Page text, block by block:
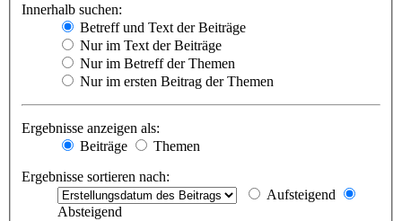
Innerhalb suchen:
Betreff und Text der Beiträge
Nur im Text der Beiträge
Nur im Betreff der Themen
Nur im ersten Beitrag der Themen
Ergebnisse anzeigen als:
Beiträge
Themen
Ergebnisse sortieren nach:
Aufsteigend
Absteigend